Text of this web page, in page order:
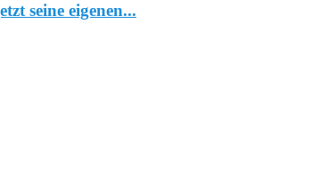
seine eigenen...